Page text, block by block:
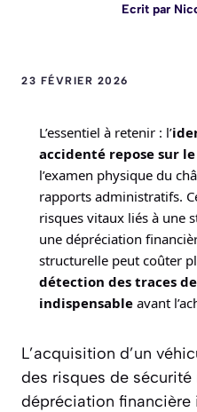
Ecrit par
23 FÉVRIER 2026
L’essentiel à retenir : l’
accidenté repose sur
l’examen physique du
rapports administratifs.
risques vitaux liés à une
une dépréciation
structurelle peut coûter
détection des traces
indispensable avant
L’acquisition d’un
des risques de sécurité
dépréciation financière